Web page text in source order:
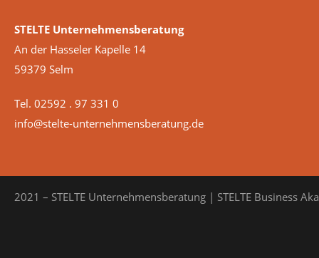
STELTE Unternehmensberatung
An der Hasseler Kapelle 14
59379 Selm
Tel. 02592 . 97 331 0
info@stelte-unternehmensberatung.de
2021 – STELTE Unternehmensberatung | STELTE Business